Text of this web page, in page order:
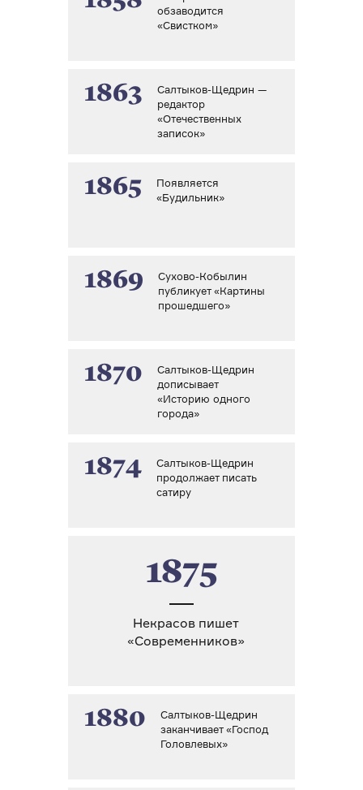
обзаводится
«Свистком»
1863
Салтыков-Щедрин —
редактор
«Отечественных
записок»
1865
Появляется
«Будильник»
1869
Сухово-Кобылин
публикует «Картины
прошедшего»
1870
Салтыков-Щедрин
дописывает
«Историю одного
города»
1874
Салтыков-Щедрин
продолжает писать
сатиру
1875
Некрасов пишет
«Современников»
1880
Салтыков-Щедрин
заканчивает «Господ
Головлевых»